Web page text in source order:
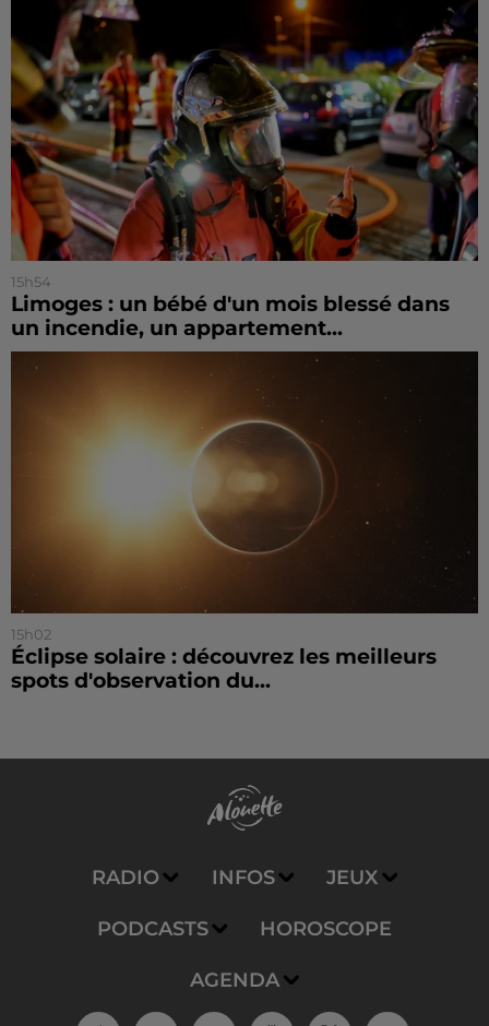
15h54
Limoges : un bébé d'un mois blessé dans
un incendie, un appartement...
15h02
Éclipse solaire : découvrez les meilleurs
spots d'observation du...
RADIO INFOS JEUX
PODCASTS HOROSCOPE
AGENDA